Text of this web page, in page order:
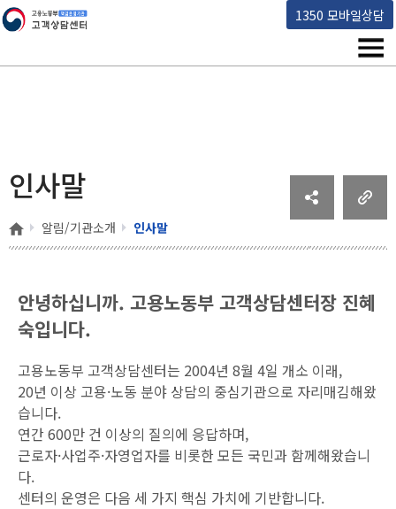
1350 모바일상담
고용노동부 책임운영기관 고객상담센터
메
인사말
홈 알림/기관소개 인사말
안녕하십니까. 고용노동부 고객상담센터장 진혜
숙입니다.
고용노동부 고객상담센터는 2004년 8월 4일 개소 이래,
20년 이상 고용·노동 분야 상담의 중심기관으로 자리매김해왔
습니다.
연간 600만 건 이상의 질의에 응답하며,
근로자·사업주·자영업자를 비롯한 모든 국민과 함께해왔습니
다.
센터의 운영은 다음 세 가지 핵심 가치에 기반합니다.